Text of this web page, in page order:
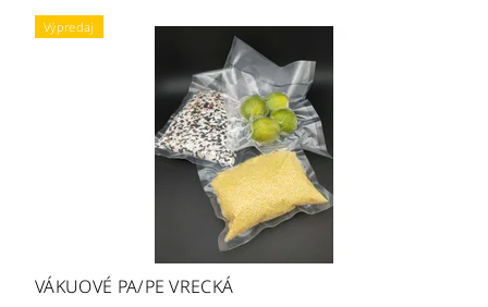
Výpredaj
VÁKUOVÉ PA/PE VRECKÁ